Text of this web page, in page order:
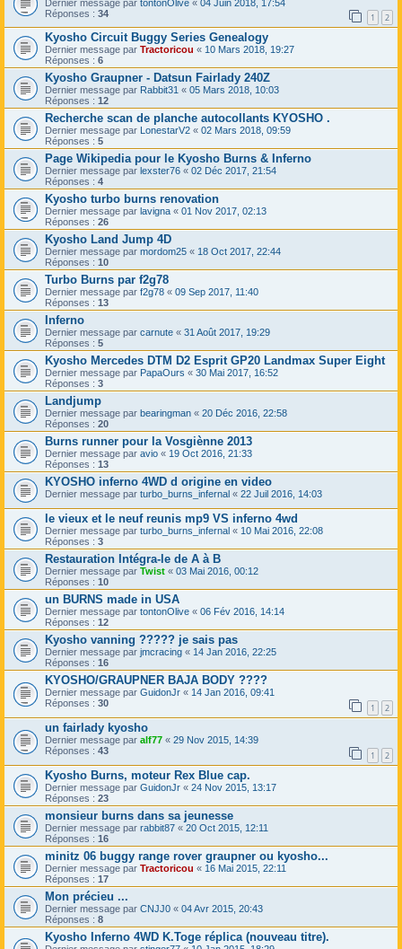
Dernier message par tontonOlive « 04 Juin 2018, 17:54
Réponses : 34 1 2
Kyosho Circuit Buggy Series Genealogy
Dernier message par Tractoricou « 10 Mars 2018, 19:27
Réponses : 6
Kyosho Graupner - Datsun Fairlady 240Z
Dernier message par Rabbit31 « 05 Mars 2018, 10:03
Réponses : 12
Recherche scan de planche autocollants KYOSHO .
Dernier message par LonestarV2 « 02 Mars 2018, 09:59
Réponses : 5
Page Wikipedia pour le Kyosho Burns & Inferno
Dernier message par lexster76 « 02 Déc 2017, 21:54
Réponses : 4
Kyosho turbo burns renovation
Dernier message par lavigna « 01 Nov 2017, 02:13
Réponses : 26
Kyosho Land Jump 4D
Dernier message par mordom25 « 18 Oct 2017, 22:44
Réponses : 10
Turbo Burns par f2g78
Dernier message par f2g78 « 09 Sep 2017, 11:40
Réponses : 13
Inferno
Dernier message par carnute « 31 Août 2017, 19:29
Réponses : 5
Kyosho Mercedes DTM D2 Esprit GP20 Landmax Super Eight
Dernier message par PapaOurs « 30 Mai 2017, 16:52
Réponses : 3
Landjump
Dernier message par bearingman « 20 Déc 2016, 22:58
Réponses : 20
Burns runner pour la Vosgiènne 2013
Dernier message par avio « 19 Oct 2016, 21:33
Réponses : 13
KYOSHO inferno 4WD d origine en video
Dernier message par turbo_burns_infernal « 22 Juil 2016, 14:03
le vieux et le neuf reunis mp9 VS inferno 4wd
Dernier message par turbo_burns_infernal « 10 Mai 2016, 22:08
Réponses : 3
Restauration Intégra-le de A à B
Dernier message par Twist « 03 Mai 2016, 00:12
Réponses : 10
un BURNS made in USA
Dernier message par tontonOlive « 06 Fév 2016, 14:14
Réponses : 12
Kyosho vanning ????? je sais pas
Dernier message par jmcracing « 14 Jan 2016, 22:25
Réponses : 16
KYOSHO/GRAUPNER BAJA BODY ????
Dernier message par GuidonJr « 14 Jan 2016, 09:41
Réponses : 30 1 2
un fairlady kyosho
Dernier message par alf77 « 29 Nov 2015, 14:39
Réponses : 43 1 2
Kyosho Burns, moteur Rex Blue cap.
Dernier message par GuidonJr « 24 Nov 2015, 13:17
Réponses : 23
monsieur burns dans sa jeunesse
Dernier message par rabbit87 « 20 Oct 2015, 12:11
Réponses : 16
minitz 06 buggy range rover graupner ou kyosho...
Dernier message par Tractoricou « 16 Mai 2015, 22:11
Réponses : 17
Mon précieu ...
Dernier message par CNJJ0 « 04 Avr 2015, 20:43
Réponses : 8
Kyosho Inferno 4WD K.Toge réplica (nouveau titre).